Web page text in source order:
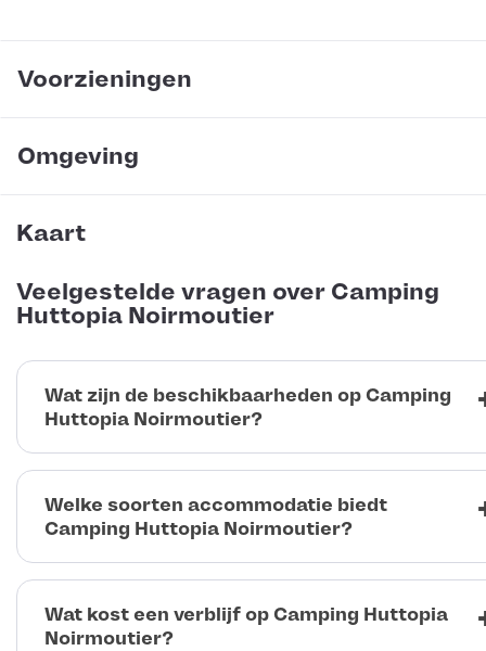
Voorzieningen
Omgeving
Kaart
Veelgestelde vragen over Camping
Huttopia Noirmoutier
Wat zijn de beschikbaarheden op Camping
Huttopia Noirmoutier?
Welke soorten accommodatie biedt
Camping Huttopia Noirmoutier?
Wat kost een verblijf op Camping Huttopia
Noirmoutier?